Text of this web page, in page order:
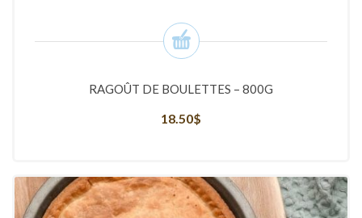
RAGOÛT DE BOULETTES – 800G
18.50$